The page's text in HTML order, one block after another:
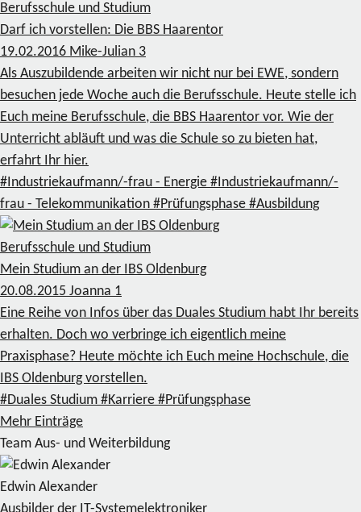
Berufsschule und Studium
Darf ich vorstellen: Die BBS Haarentor
19.02.2016 Mike-Julian 3
Als Auszubildende arbeiten wir nicht nur bei EWE, sondern
besuchen jede Woche auch die Berufsschule. Heute stelle ich
Euch meine Berufsschule, die BBS Haarentor vor. Wie der
Unterricht abläuft und was die Schule so zu bieten hat,
erfahrt Ihr hier.
#Industriekaufmann/-frau - Energie #Industriekaufmann/-
frau - Telekommunikation #Prüfungsphase #Ausbildung
Berufsschule und Studium
Mein Studium an der IBS Oldenburg
20.08.2015 Joanna 1
Eine Reihe von Infos über das Duales Studium habt Ihr bereits
erhalten. Doch wo verbringe ich eigentlich meine
Praxisphase? Heute möchte ich Euch meine Hochschule, die
IBS Oldenburg vorstellen.
#Duales Studium #Karriere #Prüfungsphase
Mehr Einträge
Team Aus- und Weiterbildung
Edwin Alexander